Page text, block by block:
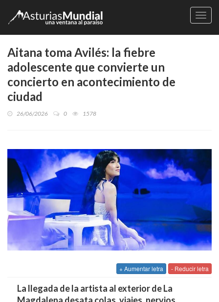
Aitana toma Avilés: la fiebre
adolescente que convierte un
concierto en acontecimiento de
ciudad
26/06/2026 0 1578
+ Aumentar letra - Reducir letra
La llegada de la artista al exterior de La